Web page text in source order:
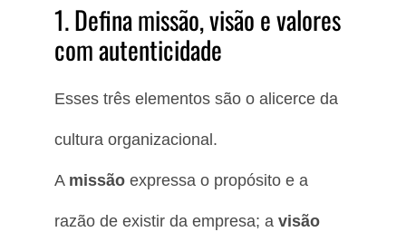
1. Defina missão, visão e valores
com autenticidade
Esses três elementos são o alicerce da
cultura organizacional.
A missão expressa o propósito e a
razão de existir da empresa; a visão